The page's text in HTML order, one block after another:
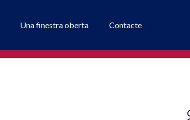
Una finestra oberta Contacte